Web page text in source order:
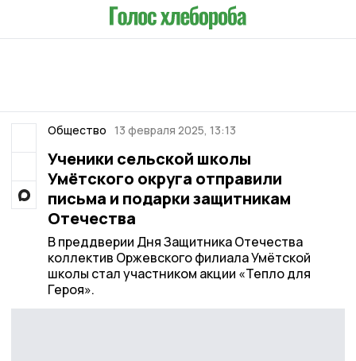
Общество 13 февраля 2025, 13:13
Ученики сельской школы
Умётского округа отправили
письма и подарки защитникам
Отечества
В преддверии Дня Защитника Отечества
коллектив Оржевского филиала Умётской
школы стал участником акции «Тепло для
Героя».